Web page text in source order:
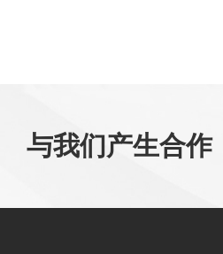
与我们产生合作